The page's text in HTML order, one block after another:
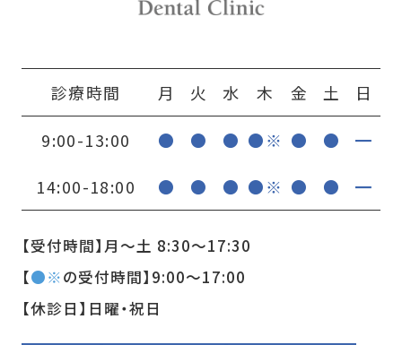
診療時間 月 火 水 木 金 土 日
9:00-13:00 ● ● ● ●※ ● ●
━
14:00-18:00
● ● ● ●※ ● ● ━
【受付時間】月〜土 8:30〜17:30
【●※の受付時間】9:00〜17:00
【休診日】日曜・祝日